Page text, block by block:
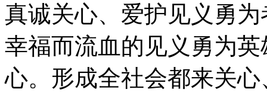
真诚关心、爱护见义勇
幸福而流血的见义勇为
心。形成全社会都来关